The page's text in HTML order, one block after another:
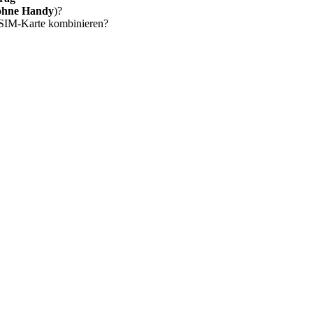
Handy)?
Karte kombinieren?